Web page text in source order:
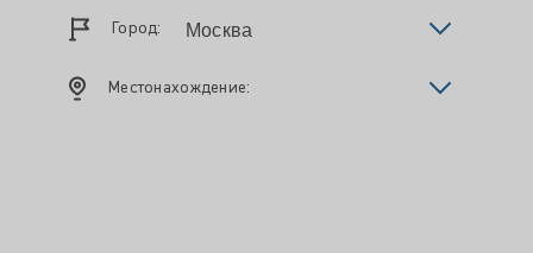
Город:
Местонахождение: